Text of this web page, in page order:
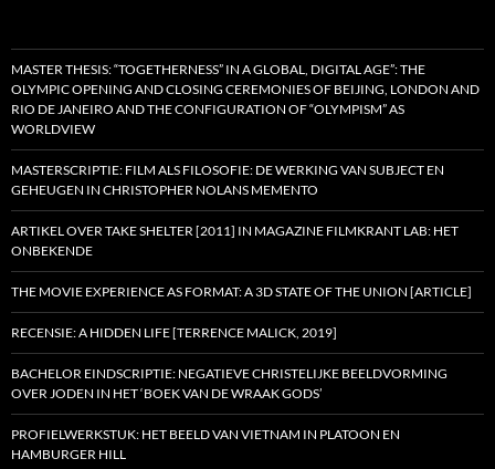
MASTER THESIS: “TOGETHERNESS” IN A GLOBAL, DIGITAL AGE”: THE
OLYMPIC OPENING AND CLOSING CEREMONIES OF BEIJING, LONDON AND
RIO DE JANEIRO AND THE CONFIGURATION OF “OLYMPISM” AS
WORLDVIEW
MASTERSCRIPTIE: FILM ALS FILOSOFIE: DE WERKING VAN SUBJECT EN
GEHEUGEN IN CHRISTOPHER NOLANS MEMENTO
ARTIKEL OVER TAKE SHELTER [2011] IN MAGAZINE FILMKRANT LAB: HET
ONBEKENDE
THE MOVIE EXPERIENCE AS FORMAT: A 3D STATE OF THE UNION [ARTICLE]
RECENSIE: A HIDDEN LIFE [TERRENCE MALICK, 2019]
BACHELOR EINDSCRIPTIE: NEGATIEVE CHRISTELIJKE BEELDVORMING
OVER JODEN IN HET ‘BOEK VAN DE WRAAK GODS’
PROFIELWERKSTUK: HET BEELD VAN VIETNAM IN PLATOON EN
HAMBURGER HILL